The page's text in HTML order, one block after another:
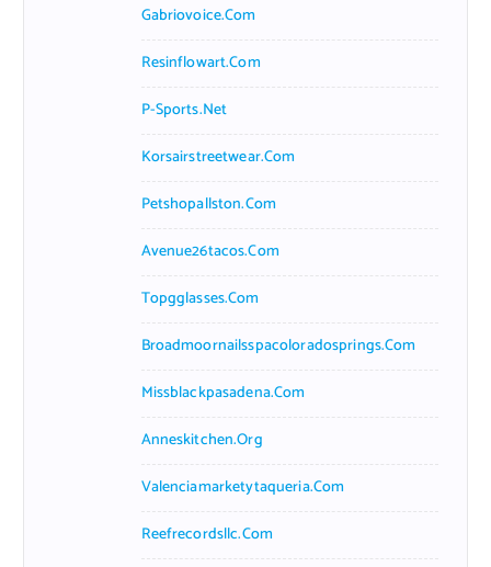
Gabriovoice.com
Resinflowart.com
P-Sports.net
Korsairstreetwear.com
Petshopallston.com
Avenue26tacos.com
Topgglasses.com
Broadmoornailsspacoloradosprings.com
Missblackpasadena.com
Anneskitchen.org
Valenciamarketytaqueria.com
Reefrecordsllc.com